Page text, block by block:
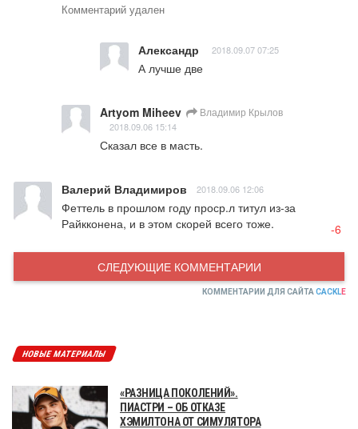
Комментарий удален
Александр 2018.09.07 07:25
А лучше две
Artyom Miheev Владимир Крылов
2018.09.06 15:14
Сказал все в масть.
Валерий Владимиров 2018.09.06 12:06
Феттель в прошлом году проср.л титул из-за
Райкконена, и в этом скорей всего тоже.
-6
СЛЕДУЮЩИЕ КОММЕНТАРИИ
КОММЕНТАРИИ ДЛЯ САЙТА CACKLE
НОВЫЕ МАТЕРИАЛЫ
«РАЗНИЦА ПОКОЛЕНИЙ».
ПИАСТРИ – ОБ ОТКАЗЕ
ХЭМИЛТОНА ОТ СИМУЛЯТОРА